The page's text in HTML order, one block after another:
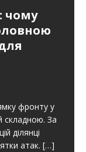
чому
фронту у
складною. За
ділянці
атак. […]